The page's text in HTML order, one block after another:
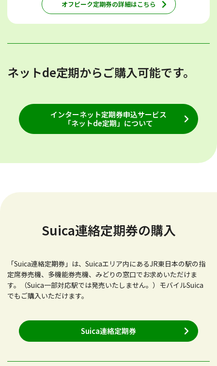
オフピーク定期券の詳細はこちら
ネットde定期からご購入可能です。
インターネット定期券申込サービス
「ネットde定期」について
Suica連絡定期券の購入
「Suica連絡定期券」は、Suicaエリア内にあるJR東日本の駅の指
定席券売機、多機能券売機、みどりの窓口でお求めいただけま
す。（Suica一部対応駅では発売いたしません。）モバイルSuica
でもご購入いただけます。
Suica連絡定期券